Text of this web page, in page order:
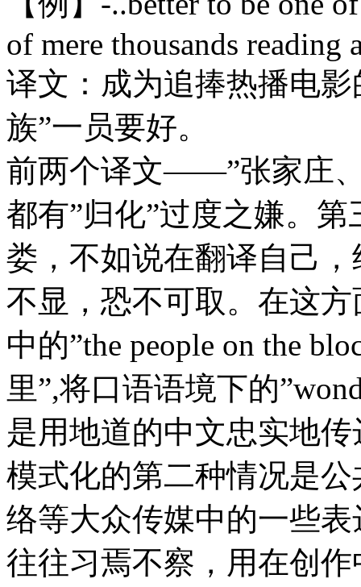
of mere thousands reading
译文：成为追捧热播电
族”一员要好。
前两个译文——”张家庄
都有”归化”过度之嫌。
娄，不如说在翻译自己
不显，恐不可取。在这
中的”the people on the
里”,将口语语境下的
是用地道的中文忠实地
模式化的第二种情况是
络等大众传媒中的一些
往往习焉不察，用在创